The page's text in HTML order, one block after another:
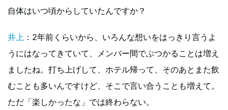
自体はいつ頃からしていたんですか？
井上 ：2年前くらいから、いろんな想いをはっきり言うよ
うにはなってきていて、メンバー間でぶつかることは増え
ましたね。打ち上げして、ホテル帰って、そのあとまた飲
むことも多いんですけど、そこで言い合うことも増えて。
ただ「楽しかったな」では終わらない。